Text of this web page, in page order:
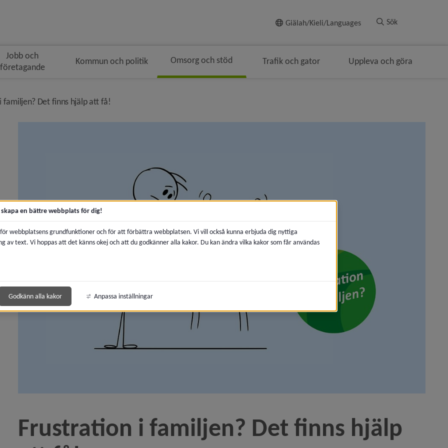
Giälah/Kieli/Languages Sök
Jobb och
företagande
Kommun och politik Omsorg och stöd Trafik och gator Uppleva och göra
familjen? Det finns hjälp att få!
sätt att besöka Socialtjänstens hus)
i Umeå ska hjälpa fler småbarnsfamiljer tidigt)
Är du orolig för ett barn i sommar?)
telefontider till socialtjänsten)
1 juli för dig som söker ekonomiskt bistånd)
ger höga betyg till socialtjänstens verksamheter)
Frustration i familjen? Det finns hjälp
en bättre webbplats för dig!
för webbplatsens grundfunktioner och för att förbättra webbplatsen. Vi vill också kunna erbjuda dig nyttiga
av text. Vi hoppas att det känns okej och att du godkänner alla kakor. Du kan ändra vilka kakor som får användas
Godkänn alla kakor Anpassa inställningar